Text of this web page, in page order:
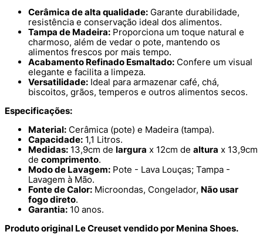
Cerâmica de alta qualidade: Garante durabilidade,
resistência e conservação ideal dos alimentos.
Tampa de Madeira: Proporciona um toque natural e
charmoso, além de vedar o pote, mantendo os
alimentos frescos por mais tempo.
Acabamento Refinado Esmaltado: Confere um visual
elegante e facilita a limpeza.
Versatilidade: Ideal para armazenar café, chá,
biscoitos, grãos, temperos e outros alimentos secos.
Especificações:
Material: Cerâmica (pote) e Madeira (tampa).
Capacidade: 1,1 Litros.
Medidas: 13,9cm de largura x 12cm de altura x 13,9cm
de comprimento.
Modo de Lavagem: Pote - Lava Louças; Tampa -
Lavagem à Mão.
Fonte de Calor: Microondas, Congelador, Não usar
fogo direto.
Garantia: 10 anos.
Produto original Le Creuset vendido por Menina Shoes.